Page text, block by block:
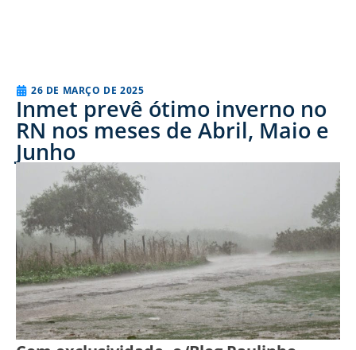
26 DE MARÇO DE 2025
Inmet prevê ótimo inverno no
RN nos meses de Abril, Maio e
Junho